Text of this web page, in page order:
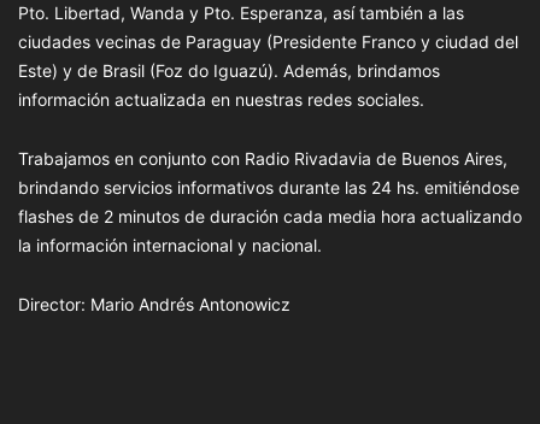
Pto. Libertad, Wanda y Pto. Esperanza, así también a las
ciudades vecinas de Paraguay (Presidente Franco y ciudad del
Este) y de Brasil (Foz do Iguazú). Además, brindamos
información actualizada en nuestras redes sociales.
Trabajamos en conjunto con Radio Rivadavia de Buenos Aires,
brindando servicios informativos durante las 24 hs. emitiéndose
flashes de 2 minutos de duración cada media hora actualizando
la información internacional y nacional.
Director: Mario Andrés Antonowicz